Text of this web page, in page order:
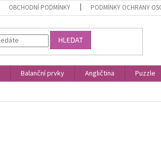
OBCHODNÍ PODMÍNKY PODMÍNKY OCHRANY
HLEDAT
Balanční prvky Angličtina Puzzle